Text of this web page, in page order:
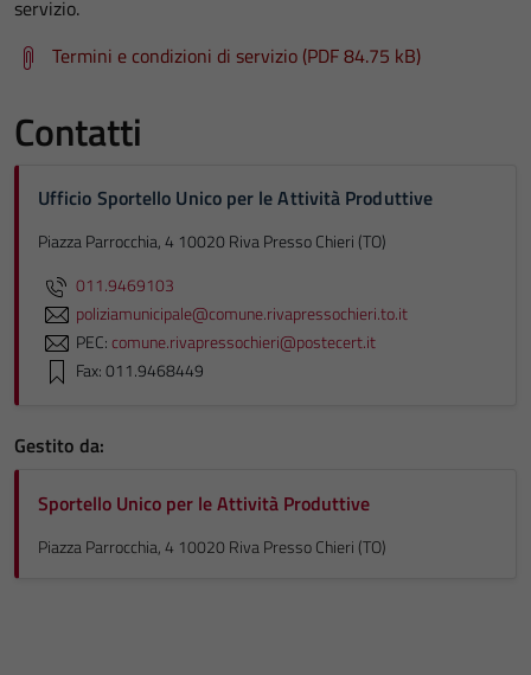
servizio.
Termini e condizioni di servizio (PDF 84.75 kB)
Contatti
Ufficio Sportello Unico per le Attività Produttive
Piazza Parrocchia, 4 10020 Riva Presso Chieri (TO)
011.9469103
poliziamunicipale@comune.rivapressochieri.to.it
PEC:comune.rivapressochieri@postecert.it
Fax: 011.9468449
Gestito da:
Sportello Unico per le Attività Produttive
Piazza Parrocchia, 4 10020 Riva Presso Chieri (TO)